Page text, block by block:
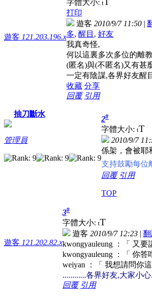
遊客 121.203.196.x
字體大小: t
打印
遊客 2010/9/7 11:50 |
多, 醒目 , 好友
我真奇怪,
何以這裏多次多位的離
(匿名)與(不匿名)又有甚
一定有陰謀,各界好友醒
收藏 分享
回覆 引用
抽刀斷水
管理員
2#
字體大小: tT
2010/9/7
係架，會被耶
支持鼓勵每位
回覆 引用
TOP
遊客 121.202.82.x
3#
字體大小: tT
遊客 2010/9/7 12:23 |
kwongyauleung ：「 又
kwongyauleung ：「 你
weiyan ：「 我想請問你
............各界好友,大家小心.
回覆 引用